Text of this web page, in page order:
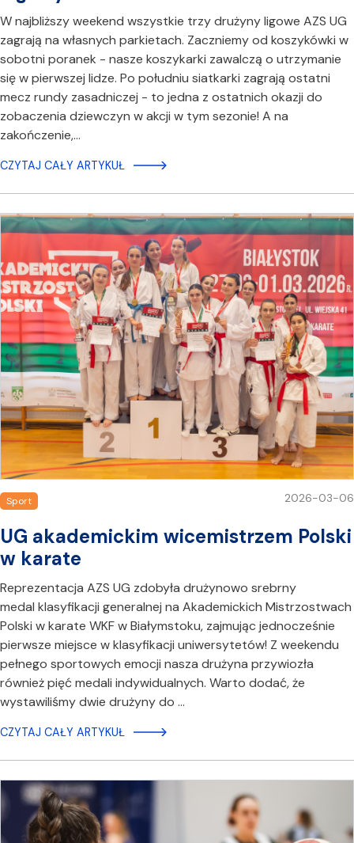
W najbliższy weekend wszystkie trzy drużyny ligowe AZS UG
zagrają na własnych parkietach. Zaczniemy od koszykówki w
sobotni poranek - nasze koszykarki zawalczą o utrzymanie
się w pierwszej lidze. Po południu siatkarki zagrają ostatni
mecz rundy zasadniczej - to jedna z ostatnich okazji do
zobaczenia dziewczyn w akcji w tym sezonie! A na
zakończenie,…
CZYTAJ CAŁY ARTYKUŁ
Sport 2026-03-06
UG akademickim wicemistrzem Polski
w karate
Reprezentacja AZS UG zdobyła drużynowo srebrny
medal klasyfikacji generalnej na Akademickich Mistrzostwach
Polski w karate WKF w Białymstoku, zajmując jednocześnie
pierwsze miejsce w klasyfikacji uniwersytetów! Z weekendu
pełnego sportowych emocji nasza drużyna przywiozła
również pięć medali indywidualnych. Warto dodać, że
wystawiliśmy dwie drużyny do …
CZYTAJ CAŁY ARTYKUŁ